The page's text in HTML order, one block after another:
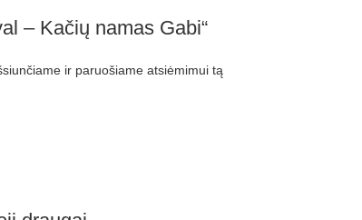
– Kačių namas Gabi“
ir paruošiame atsiėmimui tą